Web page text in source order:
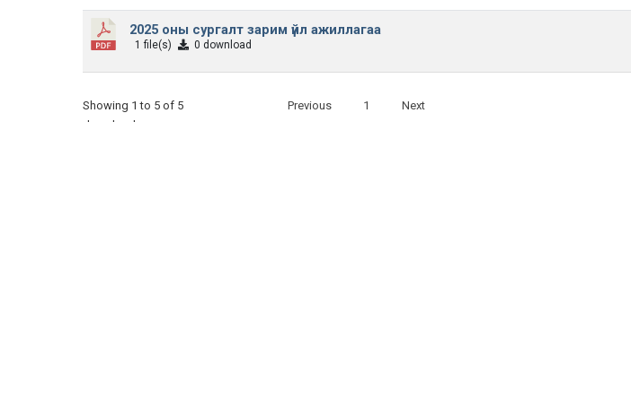
2025 оны сургалт зарим үйл ажиллагаа
1 file(s) 0 download
Showing 1 to 5 of 5
downloads
Previous 1 Next